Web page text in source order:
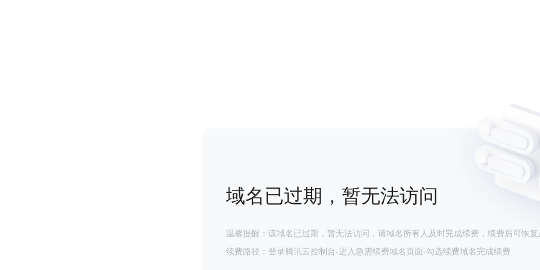
域名已过期，暂无法访问
温馨提醒：该域名已过期，暂无法访问，请域名所有人及时完成续费，续费后可恢复
续费路径：登录腾讯云控制台-进入急需续费域名页面-勾选续费域名完成续费